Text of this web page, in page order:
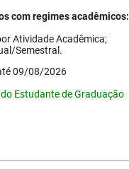
com regimes acadêmicos:
Atividade Acadêmica;
Semestral.
09/08/2026
Estudante de Graduação